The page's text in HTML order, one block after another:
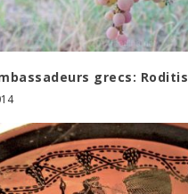
grecs: Roditis